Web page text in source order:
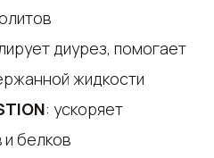
диурез, помогает
жидкости
: ускоряет
белков